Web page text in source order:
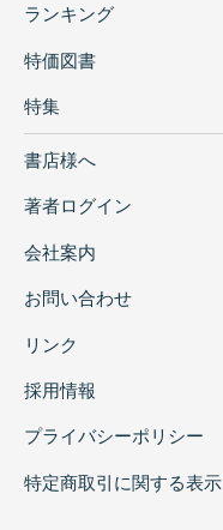
ランキング
特価図書
特集
書店様へ
著者ログイン
会社案内
お問い合わせ
リンク
採用情報
プライバシーポリシー
特定商取引に関する表示